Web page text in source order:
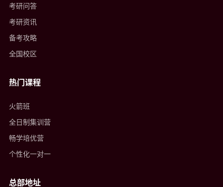
考研问答
考研资讯
备考攻略
全国校区
热门课程
火箭班
全日制集训营
畅学培优营
个性化一对一
总部地址